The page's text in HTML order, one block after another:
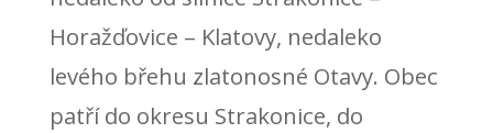
Horažďovice – Klatovy, nedaleko
levého břehu zlatonosné Otavy. Obec
patří do okresu Strakonice, do